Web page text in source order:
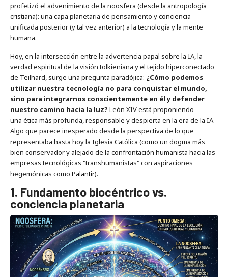
profetizó el advenimiento de la noosfera (desde la antropología
cristiana): una capa planetaria de pensamiento y conciencia
unificada posterior (y tal vez anterior) a la tecnología y la mente
humana.
Hoy, en la intersección entre la advertencia papal sobre la IA, la
verdad espiritual de la visión tolkieniana y el tejido hiperconectado
de Teilhard, surge una pregunta paradójica: ¿Cómo podemos
utilizar nuestra tecnología no para conquistar el mundo,
sino para integrarnos conscientemente en él y defender
nuestro camino hacia la luz? León XIV está proponiendo
una ética más profunda, responsable y despierta en la era de la IA.
Algo que parece inesperado desde la perspectiva de lo que
representaba hasta hoy la Iglesia Católica (como un dogma más
bien conservador y alejado de la confrontación humanista hacia las
empresas tecnológicas "transhumanistas" con aspiraciones
hegemónicas como Palantir).
1. Fundamento biocéntrico vs.
conciencia planetaria